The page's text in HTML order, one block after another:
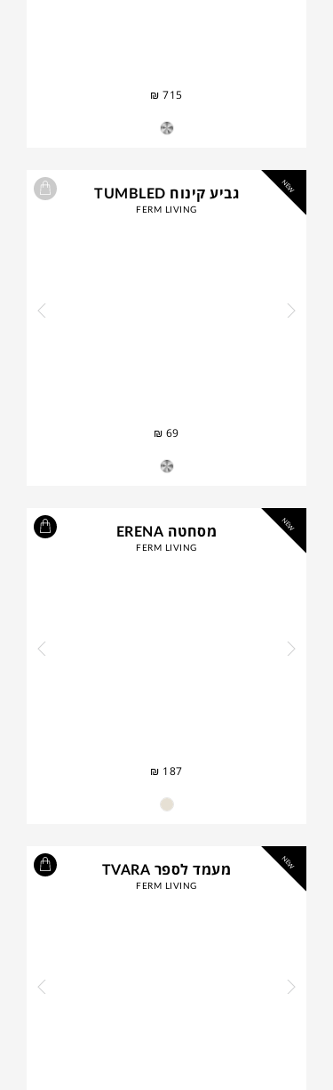
₪ 715
NEW גביע קינוח TUMBLED
FERM LIVING
₪ 69
NEW מסחטה ERENA
FERM LIVING
₪ 187
NEW מעמד לספר TVARA
FERM LIVING